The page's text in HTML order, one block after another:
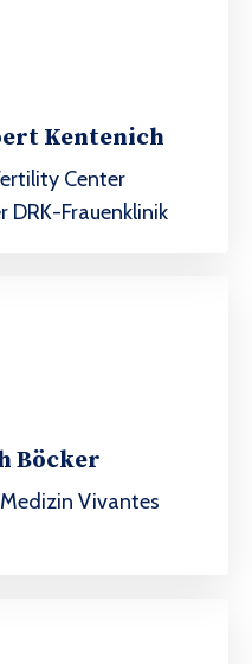
Kentenich
Center
DRK-Frauenklinik
Böcker
Vivantes